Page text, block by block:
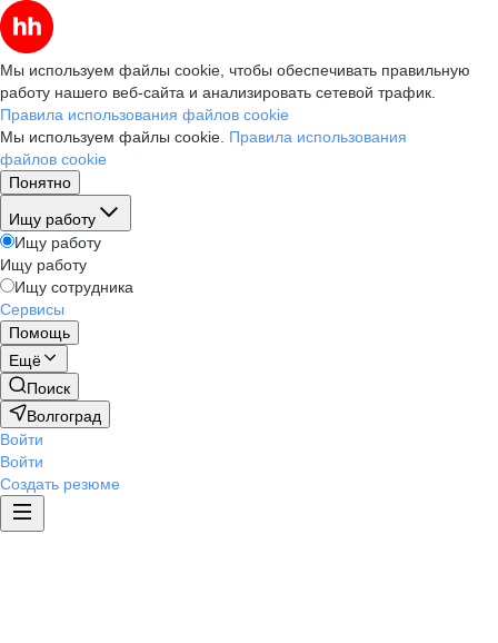
Мы используем файлы cookie, чтобы обеспечивать правильную
работу нашего веб-сайта и анализировать сетевой трафик.
Правила использования файлов cookie
Мы используем файлы cookie. Правила использования
файлов cookie
Понятно
Ищу работу
Ищу работу
Ищу работу
Ищу сотрудника
Сервисы
Помощь
Ещё
Поиск
Волгоград
Войти
Войти
Создать резюме